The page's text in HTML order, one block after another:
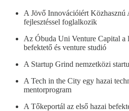
A Jövő Innovációiért Közhasznú
fejlesztéssel foglalkozik
Az Óbuda Uni Venture Capital a
befektető és venture studió
A Startup Grind nemzetközi
A Tech in the City egy hazai
mentorprogram
A Tőkeportál az első hazai